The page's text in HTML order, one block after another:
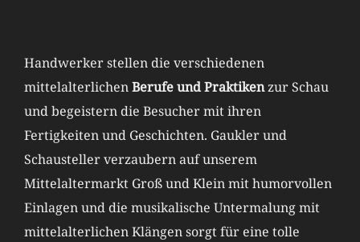
Handwerker stellen die verschiedenen
mittelalterlichenBerufe und Praktikenzur Schau
und begeistern die Besucher mit ihren
Fertigkeiten und Geschichten. Gaukler und
Schausteller verzaubern auf unserem
Mittelaltermarkt Groß und Klein mit humorvollen
Einlagen und die musikalische Untermalung mit
mittelalterlichen Klängen sorgt für eine tolle